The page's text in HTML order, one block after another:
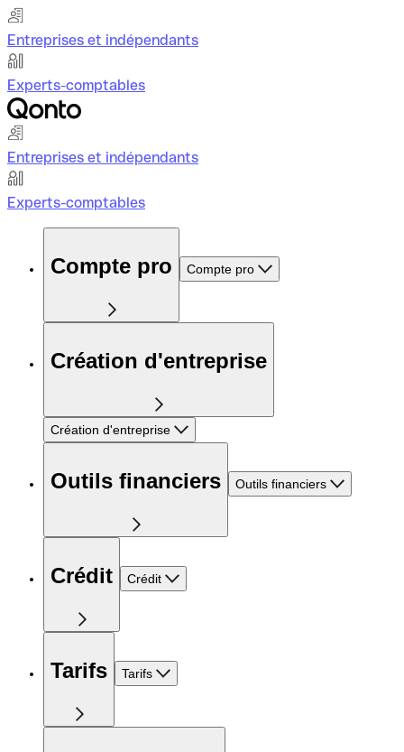
Entreprises et indépendants
Experts-comptables
Entreprises et indépendants
Experts-comptables
Compte pro Compte pro
Création d'entreprise
Création d'entreprise
Outils financiers Outils financiers
Crédit Crédit
Tarifs Tarifs